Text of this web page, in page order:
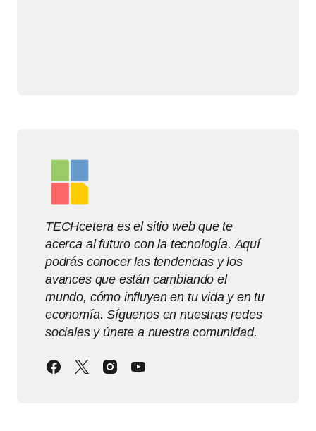
TECHcetera es el sitio web que te
acerca al futuro con la tecnología. Aquí
podrás conocer las tendencias y los
avances que están cambiando el
mundo, cómo influyen en tu vida y en tu
economía. Síguenos en nuestras redes
sociales y únete a nuestra comunidad.